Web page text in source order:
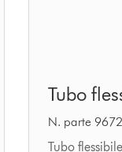
flessibile
Tubo
N. parte
Tubo